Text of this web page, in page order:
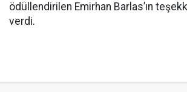
ödüllendirilen Emirhan Barlas’ın
verdi.